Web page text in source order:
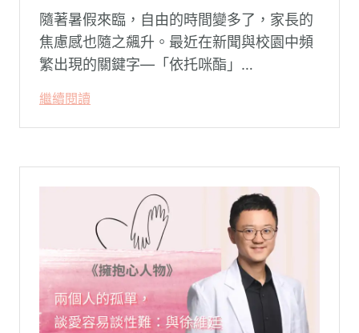
隨著暑假來臨，自由的時間變多了，家長的
焦慮感也隨之飆升。最近在新聞與校園中頻
繁出現的關鍵字—「依托咪酯」
父母心中最深沉的恐懼。
繼續閱讀